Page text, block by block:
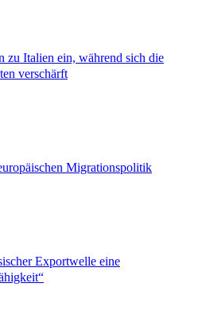
zu Italien ein, während sich die
verschärft
Migrationspolitik
Exportwelle eine